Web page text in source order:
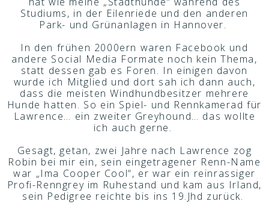
Studiums, in der Eilenriede und den anderen
Park- und Grünanlagen in Hannover.
In den frühen 2000ern waren Facebook und
andere Social Media Formate noch kein Thema,
statt dessen gab es Foren. In einigen davon
wurde ich Mitglied und dort sah ich dann auch,
dass die meisten Windhundbesitzer mehrere
Hunde hatten. So ein Spiel- und Rennkamerad für
Lawrence… ein zweiter Greyhound… das wollte
ich auch gerne.
Gesagt, getan, zwei Jahre nach Lawrence zog
Robin bei mir ein, sein eingetragener Renn-Name
war „Ima Cooper Cool“, er war ein reinrassiger
Profi-Renngrey im Ruhestand und kam aus Irland,
sein Pedigree reichte bis ins 19.Jhd zurück.